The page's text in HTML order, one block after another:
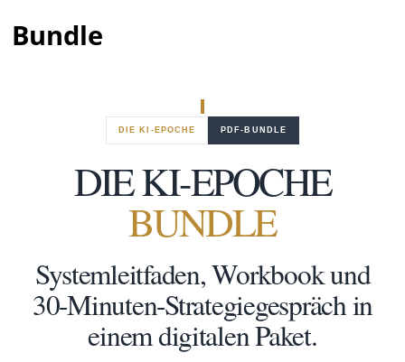
Bundle
DIE KI-EPOCHE PDF-BUNDLE
DIE KI-EPOCHE
BUNDLE
Systemleitfaden, Workbook und
30-Minuten-Strategiegespräch in
einem digitalen Paket.